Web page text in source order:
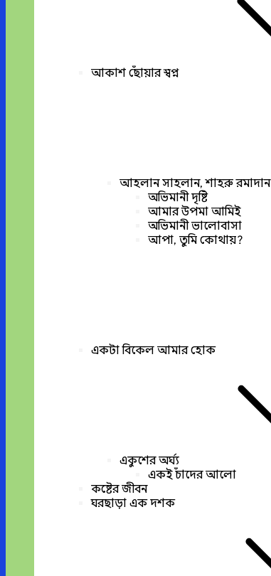
আকাশ ছোঁয়ার স্বপ্ন
আহলান সাহলান, শাহরু রমাদান
অভিমানী দৃষ্টি
আমার উপমা আমিই
অভিমানী ভালোবাসা
আপা, তুমি কোথায়?
একটা বিকেল আমার হোক
একুশের অর্ঘ্য
একই চাঁদের আলো
কষ্টের জীবন
ঘরছাড়া এক দশক